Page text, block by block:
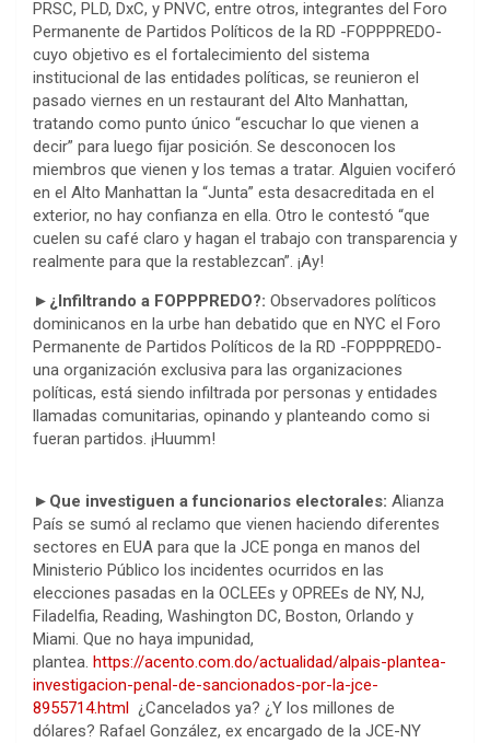
PRSC, PLD, DxC, y PNVC, entre otros, integrantes del Foro
Permanente de Partidos Políticos de la RD -FOPPPREDO-
cuyo objetivo es el fortalecimiento del sistema
institucional de las entidades políticas, se reunieron el
pasado viernes en un restaurant del Alto Manhattan,
tratando como punto único “escuchar lo que vienen a
decir” para luego fijar posición. Se desconocen los
miembros que vienen y los temas a tratar. Alguien vociferó
en el Alto Manhattan la “Junta” esta desacreditada en el
exterior, no hay confianza en ella. Otro le contestó “que
cuelen su café claro y hagan el trabajo con transparencia y
realmente para que la restablezcan”. ¡Ay!
►¿Infiltrando a FOPPPREDO?: Observadores políticos
dominicanos en la urbe han debatido que en NYC el Foro
Permanente de Partidos Políticos de la RD -FOPPPREDO-
una organización exclusiva para las organizaciones
políticas, está siendo infiltrada por personas y entidades
llamadas comunitarias, opinando y planteando como si
fueran partidos. ¡Huumm!
►Que investiguen a funcionarios electorales: Alianza
País se sumó al reclamo que vienen haciendo diferentes
sectores en EUA para que la JCE ponga en manos del
Ministerio Público los incidentes ocurridos en las
elecciones pasadas en la OCLEEs y OPREEs de NY, NJ,
Filadelfia, Reading, Washington DC, Boston, Orlando y
Miami. Que no haya impunidad,
plantea. https://acento.com.do/actualidad/alpais-plantea-
investigacion-penal-de-sancionados-por-la-jce-
8955714.html ¿Cancelados ya? ¿Y los millones de
dólares? Rafael González, ex encargado de la JCE-NY